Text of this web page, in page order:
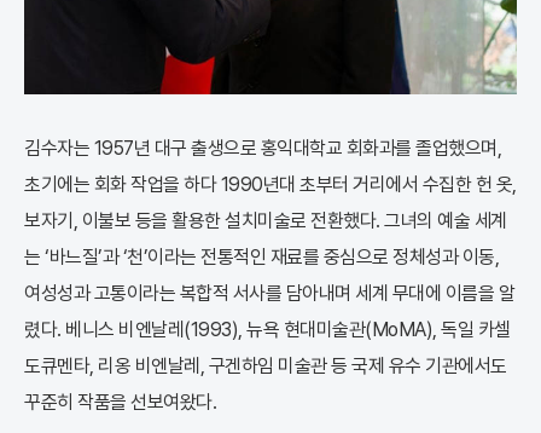
김수자는 1957년 대구 출생으로 홍익대학교 회화과를 졸업했으며,
초기에는 회화 작업을 하다 1990년대 초부터 거리에서 수집한 헌 옷,
보자기, 이불보 등을 활용한 설치미술로 전환했다. 그녀의 예술 세계
는 ‘바느질’과 ‘천’이라는 전통적인 재료를 중심으로 정체성과 이동,
여성성과 고통이라는 복합적 서사를 담아내며 세계 무대에 이름을 알
렸다. 베니스 비엔날레(1993), 뉴욕 현대미술관(MoMA), 독일 카셀
도큐멘타, 리옹 비엔날레, 구겐하임 미술관 등 국제 유수 기관에서도
꾸준히 작품을 선보여왔다.